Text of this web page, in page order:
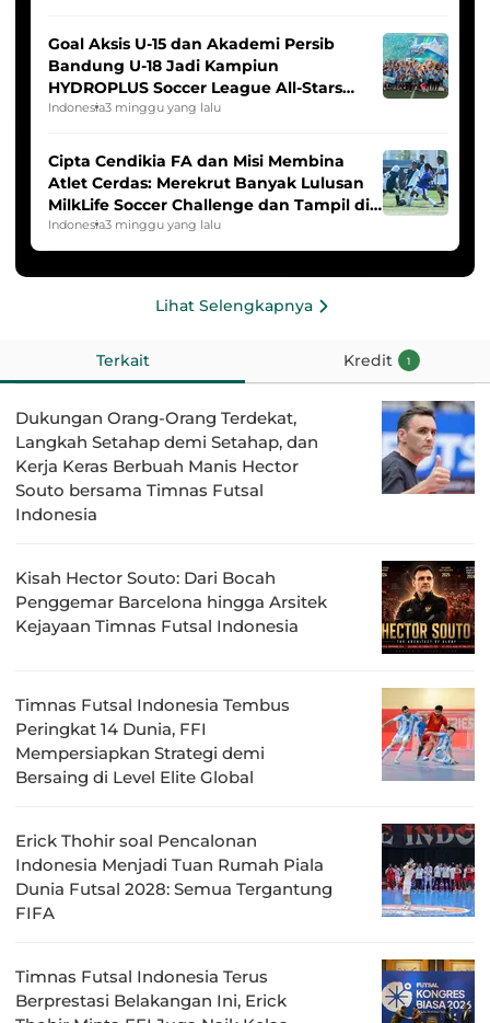
Goal Aksis U-15 dan Akademi Persib
Bandung U-18 Jadi Kampiun
HYDROPLUS Soccer League All-Stars
2025/2026
Indonesia3 minggu yang lalu
Cipta Cendikia FA dan Misi Membina
Atlet Cerdas: Merekrut Banyak Lulusan
MilkLife Soccer Challenge dan Tampil di
HYDROPLUS Soccer League
Indonesia3 minggu yang lalu
Lihat Selengkapnya
Terkait Kredit 1
Dukungan Orang-Orang Terdekat,
Langkah Setahap demi Setahap, dan
Kerja Keras Berbuah Manis Hector
Souto bersama Timnas Futsal
Indonesia
Kisah Hector Souto: Dari Bocah
Penggemar Barcelona hingga Arsitek
Kejayaan Timnas Futsal Indonesia
Timnas Futsal Indonesia Tembus
Peringkat 14 Dunia, FFI
Mempersiapkan Strategi demi
Bersaing di Level Elite Global
Erick Thohir soal Pencalonan
Indonesia Menjadi Tuan Rumah Piala
Dunia Futsal 2028: Semua Tergantung
FIFA
Timnas Futsal Indonesia Terus
Berprestasi Belakangan Ini, Erick